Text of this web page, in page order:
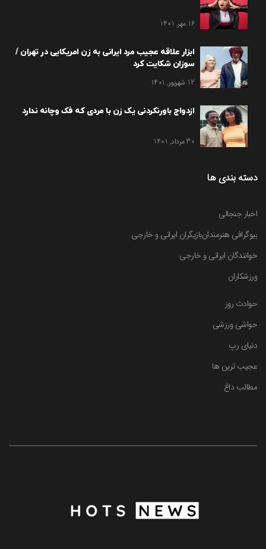
16 مهر, 1401
ابزار علاقه عجیب مرد ایرانی به زن امریکایی در تهران /
سوزان شکایت کرد
12 شهریور, 1401
ازدواج باورنکردنی یک زن با مردی که فک وچانه ندارد
30 مرداد, 1401
دسته بندی ها
اخبار جنجالی
بیوگرافی هنرمندانبازیگران ایرانی و خارجی
خوانندگان ایرانی و خارجی
ورزشکاران
حوادث روز
حواشی ورزشی
دنیای رپ
عجیب ترین ها
مطالب داغ